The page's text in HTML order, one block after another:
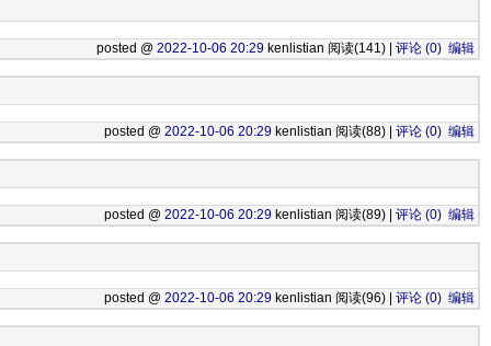
posted @ 2022-10-06 20:29 kenlistian 阅读(141) | 评论 (0) 编辑
posted @ 2022-10-06 20:29 kenlistian 阅读(88) | 评论 (0) 编辑
posted @ 2022-10-06 20:29 kenlistian 阅读(89) | 评论 (0) 编辑
posted @ 2022-10-06 20:29 kenlistian 阅读(96) | 评论 (0) 编辑